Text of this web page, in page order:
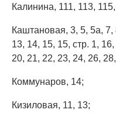
Калинина, 111, 113,
Каштановая, 3, 5, 5а, 7,
13, 14, 15, 15, стр. 1,
20, 21, 22, 23, 24, 26,
Коммунаров, 14;
Кизиловая, 11, 13;